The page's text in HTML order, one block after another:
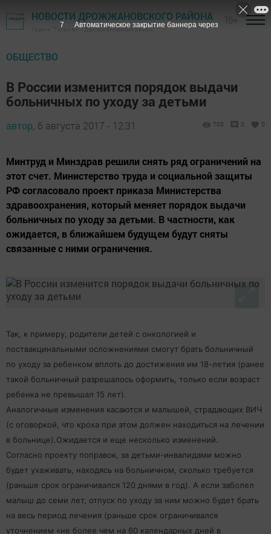
НОВОСТИ ДРОЖЖАНОВСКОГО РАЙОНА
Газета "Туган як" - Дрожжановский район
ОБЩЕСТВО
В России изменится порядок выдачи
больничных по уходу за детьми
автор, 6 августа 2017 - 12:31 703 0 0
Минтруд и Минздрав решили снять ряд ограничений на
этот счет. Министерство труда и социальной защиты
РФ согласовало проект приказа Министерства
здравоохранения, который меняет порядок выдачи
больничных по уходу за детьми. В частности, как
ожидается, в ближайшем будущем будут сняты
связанные с ними ограничения.
Так, к примеру, родители детей с онкологией и
поствакцинальными осложнениями смогут брать больничный
по уходу за ребенком вплоть до достижения им 18-летия (ранее
такой больничный разрешалось оформить, только если возраст
ребенка не превышал 15 лет).
Аналогичные изменения касаются и малышей, страдающих ВИЧ
(с оговоркой, что кроха при этом должен находиться на лечении
в больнице).Ожидается и еще несколько изменений.
Согласно проекту поправок, за детьми-инвалидами можно
будет ухаживать, находясь на больничном, сколько требуется
(раньше срок ограничивался 120 днями в год). А если заболел
малыш до семи лет, отпуск по уходу за ним можно будет брать
на весь период лечения (раньше срок ограничивался
уточнением «не более чем на 60 календарных дней в
6 Автоматическое закрытие баннера через